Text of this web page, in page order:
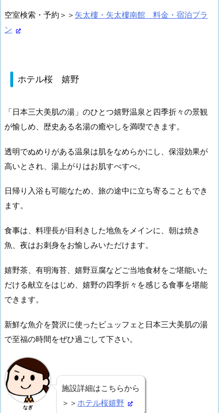
空室検索・予約＞＞ 矢太樓・矢太樓南館 料金・宿泊プラ
ン
ホテル桜 嬉野
「日本三大美肌の湯」のひとつ嬉野温泉と四季折々の景観
が愉しめ、歴史ある名湯の癒やしを満喫できます。
透明でぬめりがある温泉は肌をなめらかにし、保湿効果が
高いとされ、湯上がりはお肌すべすべ。
日帰り入浴も可能なため、旅の途中に立ち寄ることもでき
ます。
食事は、料理長が目利きした地魚をメインに、朝は焼き
魚、夜はお刺身をお愉しみいただけます。
嬉野茶、有明海苔、嬉野豆腐などご当地食材をご堪能いた
だける献立をはじめ、嬉野の四季折々を感じる食事を堪能
できます。
新鮮な魚介を贅沢に使ったビュッフェと日本三大美肌の湯
で至福の時間をぜひ過ごして下さい。
なぎ
施設詳細はこちらから
＞＞ ホテル桜嬉野